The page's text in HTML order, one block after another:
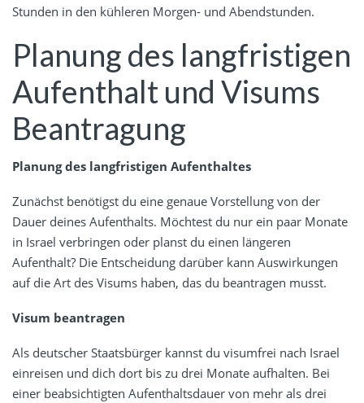
Stunden in den kühleren Morgen- und Abendstunden.
Planung des langfristigen
Aufenthalt und Visums
Beantragung
Planung des langfristigen Aufenthaltes
Zunächst benötigst du eine genaue Vorstellung von der
Dauer deines Aufenthalts. Möchtest du nur ein paar Monate
in Israel verbringen oder planst du einen längeren
Aufenthalt? Die Entscheidung darüber kann Auswirkungen
auf die Art des Visums haben, das du beantragen musst.
Visum beantragen
Als deutscher Staatsbürger kannst du visumfrei nach Israel
einreisen und dich dort bis zu drei Monate aufhalten. Bei
einer beabsichtigten Aufenthaltsdauer von mehr als drei